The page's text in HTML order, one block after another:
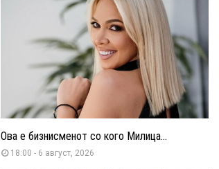
Ова е бизнисменот со кого Милица...
18:00 - 6 август, 2026